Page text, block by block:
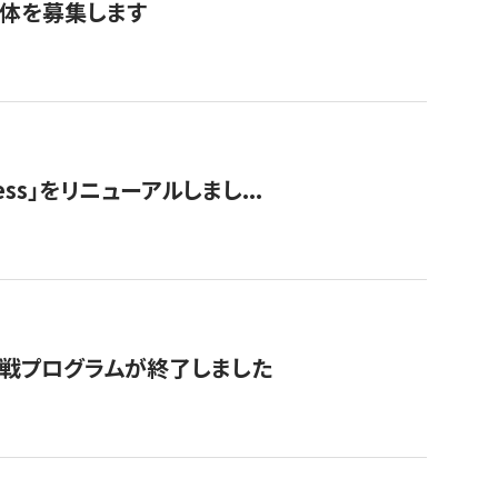
を募集します
」をリニューアルしまし...
プログラムが終了しました